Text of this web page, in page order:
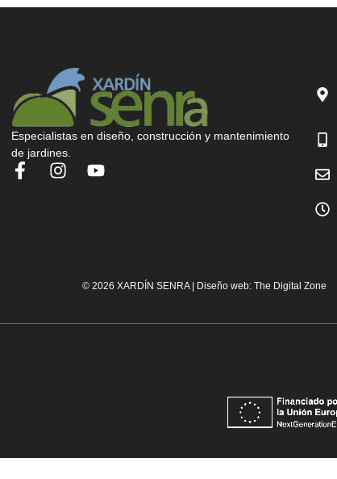
Especialistas en diseño, construcción y mantenimiento
de jardines.
© 2026 XARDÍN SENRA | Diseño web: The Digital Zone